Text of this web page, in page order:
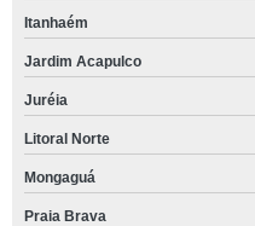
Itanhaém
Jardim Acapulco
Juréia
Litoral Norte
Mongaguá
Praia Brava